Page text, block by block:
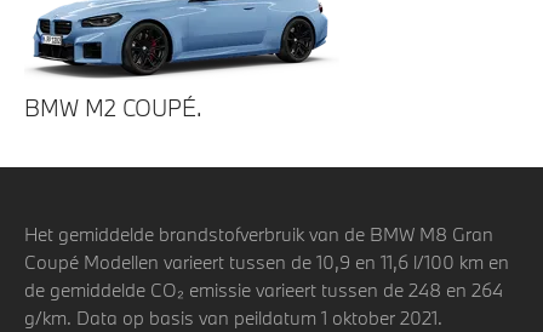
BMW M2 COUPÉ.
Het gemiddelde brandstofverbruik van de BMW M8 Gran
Coupé Modellen varieert tussen de 10,9 en 11,6 l/100 km en
de gemiddelde CO₂ emissie varieert tussen de 248 en 264
g/km. Data op basis van peildatum 1 oktober 2021.